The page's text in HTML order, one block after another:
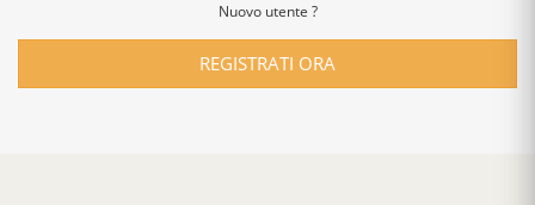
Nuovo utente ?
REGISTRATI ORA